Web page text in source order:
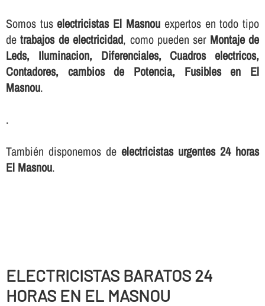
Somos tuselectricistas El Masnou expertos en todo tipo
detrabajos de electricidad, como pueden ser Montaje de
Leds, Iluminacion, Diferenciales, Cuadros electricos,
Contadores, cambios de Potencia, Fusibles en El
Masnou.
.
También disponemos de electricistas urgentes 24 horas
El Masnou.
ELECTRICISTAS BARATOS 24
HORAS EN EL MASNOU